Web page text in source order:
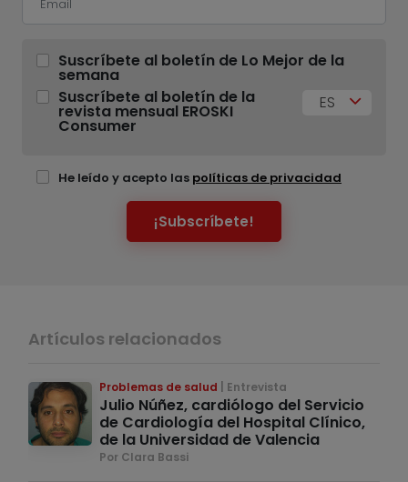
Suscríbete al boletín de Lo Mejor de la
semana
Suscríbete al boletín de la
revista mensual EROSKI
Consumer
ES
He leído y acepto las políticas de privacidad
¡Subscríbete!
Artículos relacionados
Problemas de salud Entrevista
Julio Núñez, cardiólogo del Servicio
de Cardiología del Hospital Clínico,
de la Universidad de Valencia
Por Clara Bassi